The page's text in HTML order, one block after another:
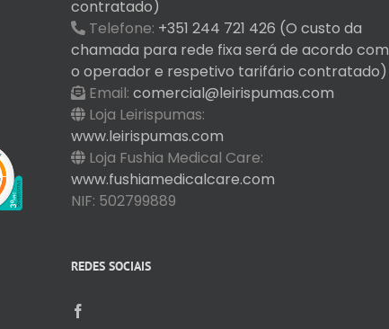
contratado)
Telefone: +351 244 721 426 (O custo da
chamada para rede fixa será de acordo com
o operador e respetivo tarifário contratado)
Email: comercial@leirispumas.com
Loja Leirispumas:
www.leirispumas.com
Loja Fushia Medical Care:
www.fushiamedicalcare.com
NIF: 502799889
REDES SOCIAIS